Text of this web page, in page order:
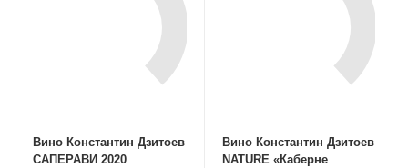
Вино Константин Дзитоев
САПЕРАВИ 2020
Вино Константин Дзитоев
NATURE «Каберне